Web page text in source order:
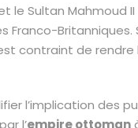
le Sultan Mahmoud
Franco-Britanniques.
contraint de rendre
l’implication des
l’empire ottoman